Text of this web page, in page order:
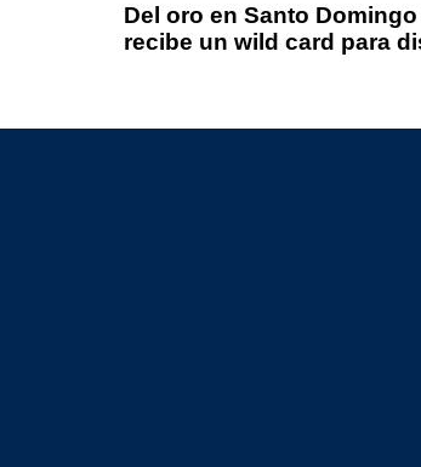
Del oro en Santo
recibe un wild card para